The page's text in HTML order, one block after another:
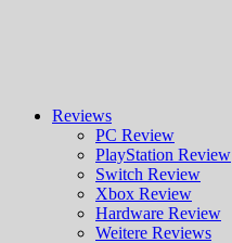
Reviews
PC Review
PlayStation Review
Switch Review
Xbox Review
Hardware Review
Weitere Reviews